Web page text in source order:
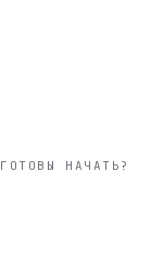
ГОТОВЫ НАЧАТЬ?